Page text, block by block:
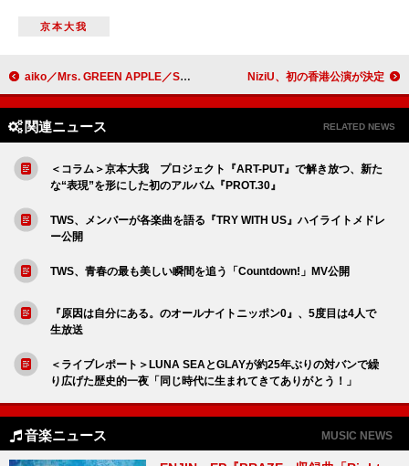
京本大我
aiko／Mrs. GREEN APPLE／Suchmos／フィッシュマンズら、ラブシャ第二弾出演者発表 NiziU、初の香港公演が決定
関連ニュース RELATED NEWS
＜コラム＞京本大我 プロジェクト『ART-PUT』で解き放つ、新た
な“表現”を形にした初のアルバム『PROT.30』
TWS、メンバーが各楽曲を語る『TRY WITH US』ハイライトメドレ
ー公開
TWS、青春の最も美しい瞬間を追う「Countdown!」MV公開
『原因は自分にある。のオールナイトニッポン0』、5度目は4人で
生放送
＜ライブレポート＞LUNA SEAとGLAYが約25年ぶりの対バンで繰
り広げた歴史的一夜「同じ時代に生まれてきてありがとう！」
音楽ニュース MUSIC NEWS